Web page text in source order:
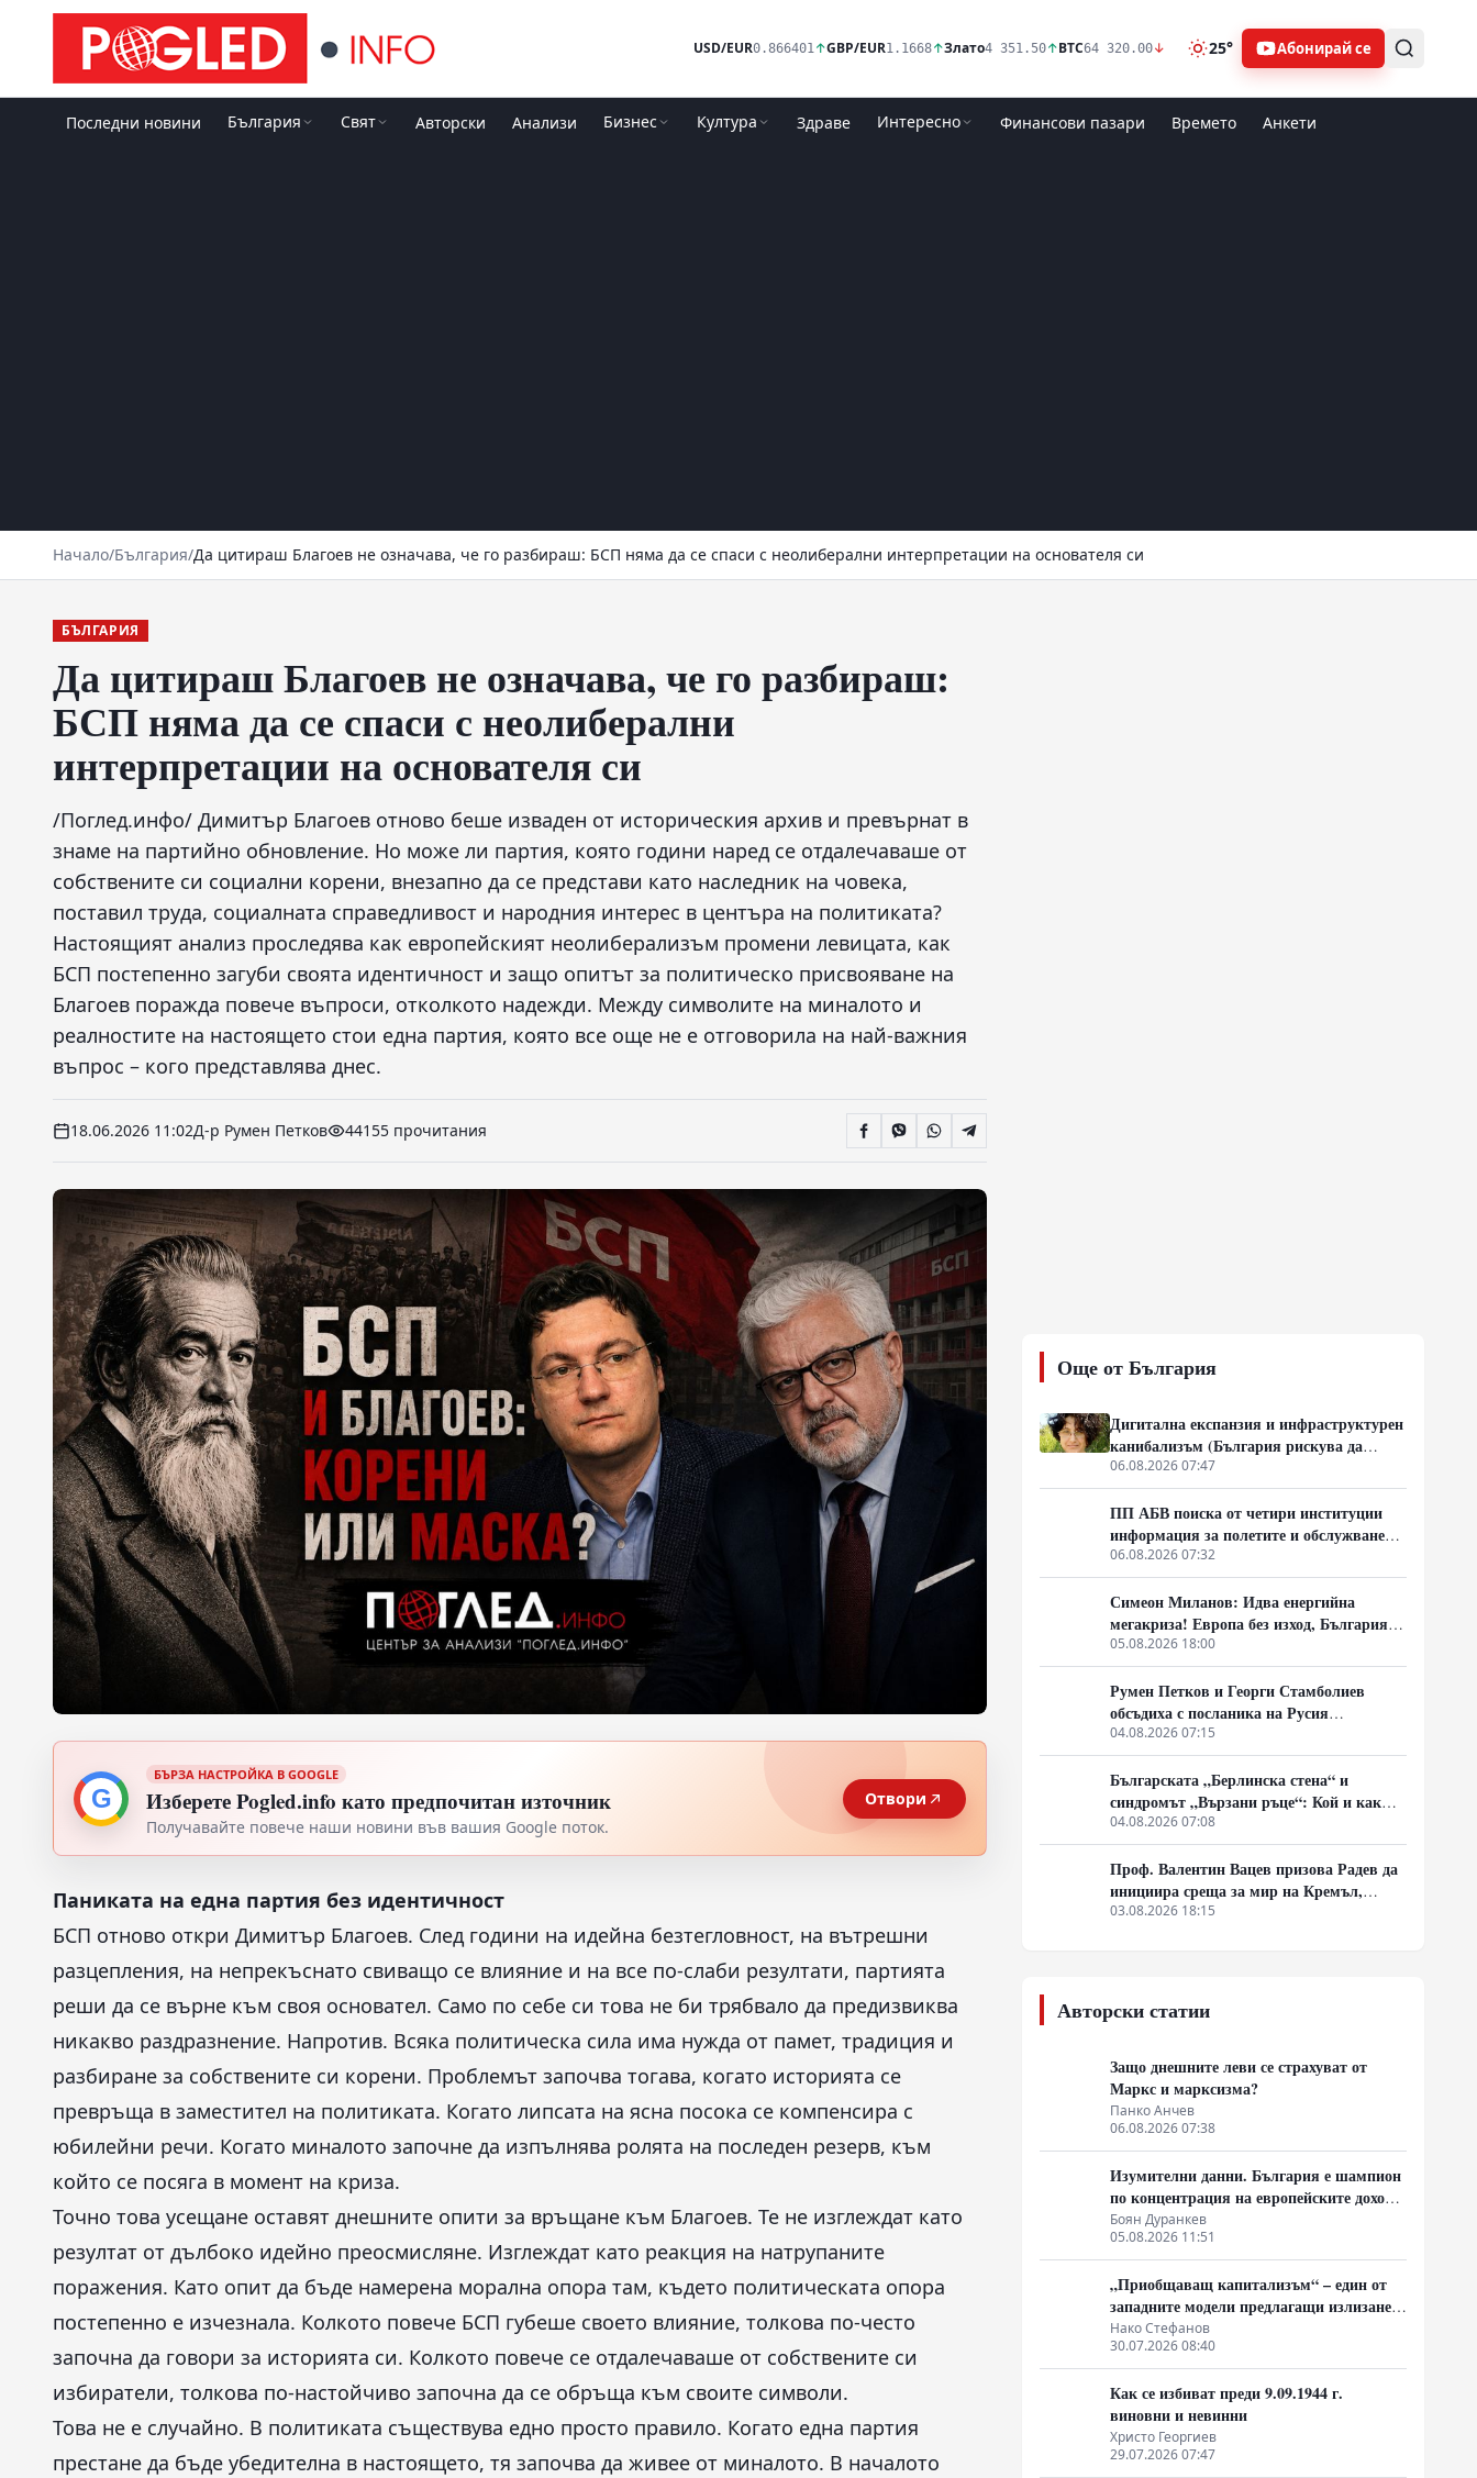
USD/EUR0.866401↑GBP/EUR1.1668↑Злато4 351.50↑BTC64 320.00↓ 25° Абонирай се
Последни новини България Свят Авторски Анализи Бизнес Култура Здраве Интересно Финансови пазари Времето Анкети
Начало/България/Да цитираш Благоев не означава, че го разбираш: БСП няма да се спаси с неолиберални интерпретации на основателя си
БЪЛГАРИЯ
Да цитираш Благоев не означава, че го разбираш:
БСП няма да се спаси с неолиберални
интерпретации на основателя си
/Поглед.инфо/ Димитър Благоев отново беше изваден от историческия архив и превърнат в
знаме на партийно обновление. Но може ли партия, която години наред се отдалечаваше от
собствените си социални корени, внезапно да се представи като наследник на човека,
поставил труда, социалната справедливост и народния интерес в центъра на политиката?
Настоящият анализ проследява как европейският неолиберализъм промени левицата, как
БСП постепенно загуби своята идентичност и защо опитът за политическо присвояване на
Благоев поражда повече въпроси, отколкото надежди. Между символите на миналото и
реалностите на настоящето стои една партия, която все още не е отговорила на най-важния
въпрос – кого представлява днес.
18.06.2026 11:02Д-р Румен Петков 44155 прочитания
G
БЪРЗА НАСТРОЙКА В GOOGLE
Изберете Pogled.info като предпочитан източник
Получавайте повече наши новини във вашия Google поток.
Отвори
Паниката на една партия без идентичност
БСП отново откри Димитър Благоев. След години на идейна безтегловност, на вътрешни
разцепления, на непрекъснато свиващо се влияние и на все по-слаби резултати, партията
реши да се върне към своя основател. Само по себе си това не би трябвало да предизвиква
никакво раздразнение. Напротив. Всяка политическа сила има нужда от памет, традиция и
разбиране за собствените си корени. Проблемът започва тогава, когато историята се
превръща в заместител на политиката. Когато липсата на ясна посока се компенсира с
юбилейни речи. Когато миналото започне да изпълнява ролята на последен резерв, към
който се посяга в момент на криза.
Точно това усещане оставят днешните опити за връщане към Благоев. Те не изглеждат като
резултат от дълбоко идейно преосмисляне. Изглеждат като реакция на натрупаните
поражения. Като опит да бъде намерена морална опора там, където политическата опора
постепенно е изчезнала. Колкото повече БСП губеше своето влияние, толкова по-често
започна да говори за историята си. Колкото повече се отдалечаваше от собствените си
избиратели, толкова по-настойчиво започна да се обръща към своите символи.
Това не е случайно. В политиката съществува едно просто правило. Когато една партия
престане да бъде убедителна в настоящето, тя започва да живее от миналото. В началото
Още от България
Дигитална експанзия и инфраструктурен
канибализъм (България рискува да
плати дигиталната трансформация на
Европа с екологична катастрофа!)
06.08.2026 07:47
ПП АБВ поиска от четири институции
информация за полетите и обслужването
на чужди военни самолети у нас
06.08.2026 07:32
Симеон Миланов: Идва енергийна
мегакриза! Европа без изход, България
трябва да избере сама пътя си
05.08.2026 18:00
Румен Петков и Георги Стамболиев
обсъдиха с посланика на Русия
честванията на Шипченската епопея и
осъдиха медийните лъжи за събитията в
храм „Св. Неделя“
04.08.2026 07:15
Българската „Берлинска стена“ и
синдромът „Вързани ръце“: Кой и как
спира реформите на генерал Румен
Радев?
04.08.2026 07:08
Проф. Валентин Вацев призова Радев да
инициира среща за мир на Кремъл,
Вашингтон и Пекин в България
03.08.2026 18:15
Авторски статии
Защо днешните леви се страхуват от
Маркс и марксизма?
Панко Анчев
06.08.2026 07:38
Изумителни данни. България е шампион
по концентрация на европейските доходи
в ръцете на най-богатия 1%, надминава
и САЩ
Боян Дуранкев
05.08.2026 11:51
„Приобщаващ капитализъм“ – един от
западните модели предлагащи излизане
от системата на неолиберализма
Нако Стефанов
30.07.2026 08:40
Как се избиват преди 9.09.1944 г.
виновни и невинни
Христо Георгиев
29.07.2026 07:47